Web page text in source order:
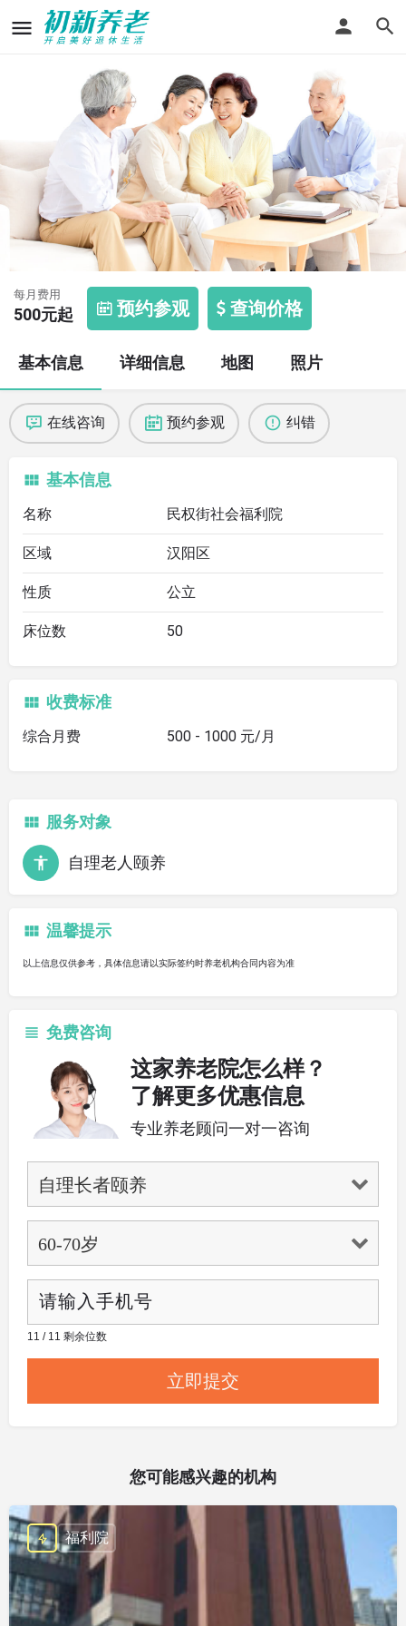
民权街社会福利院
每月费用
500元起 预约参观 查询价格
基本信息 详细信息 地图 照片
在线咨询 预约参观 纠错
基本信息
名称 民权街社会福利院
区域 汉阳区
性质 公立
床位数 50
收费标准
综合月费 500 - 1000 元/月
服务对象
自理老人颐养
温馨提示
以上信息仅供参考，具体信息请以实际签约时养老机构合同内容为准
免费咨询
这家养老院怎么样？
了解更多优惠信息
专业养老顾问一对一咨询
11 / 11 剩余位数
您可能感兴趣的机构
福利院